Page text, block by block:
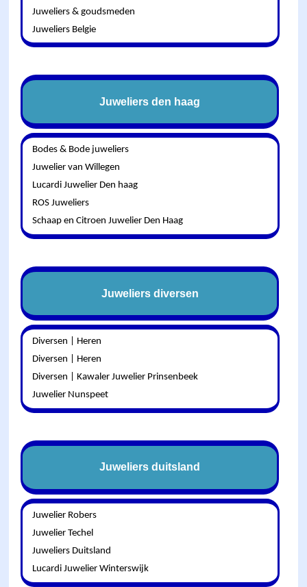
Juweliers & goudsmeden
Juweliers Belgie
Juweliers den haag
Bodes & Bode juweliers
Juwelier van Willegen
Lucardi Juwelier Den haag
ROS Juweliers
Schaap en Citroen Juwelier Den Haag
Juweliers diversen
Diversen | Heren
Diversen | Heren
Diversen | Kawaler Juwelier Prinsenbeek
Juwelier Nunspeet
Juweliers duitsland
Juwelier Robers
Juwelier Techel
Juweliers Duitsland
Lucardi Juwelier Winterswijk